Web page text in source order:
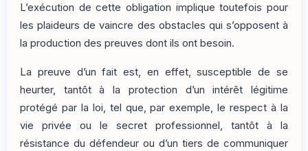
L’exécution de cette obligation implique toutefois pour
les plaideurs de vaincre des obstacles qui s’opposent à
la production des preuves dont ils ont besoin.
La preuve d’un fait est, en effet, susceptible de se
heurter, tantôt à la protection d’un intérêt légitime
protégé par la loi, tel que, par exemple, le respect à la
vie privée ou le secret professionnel, tantôt à la
résistance du défendeur ou d’un tiers de communiquer